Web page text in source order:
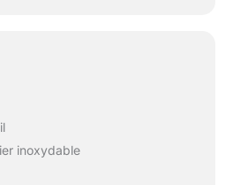
inoxydable